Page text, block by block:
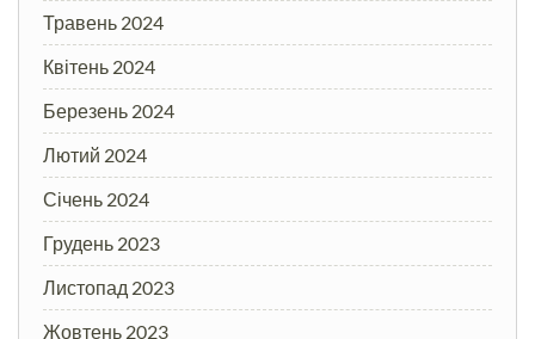
Травень 2024
Квітень 2024
Березень 2024
Лютий 2024
Січень 2024
Грудень 2023
Листопад 2023
Жовтень 2023